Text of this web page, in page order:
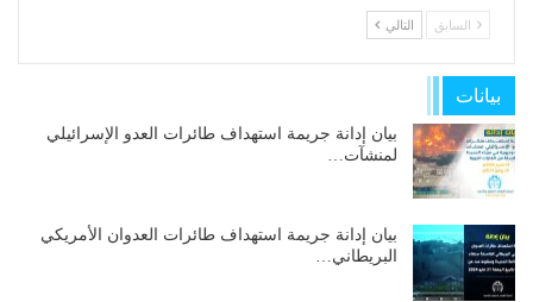
السابق التالي
بيانات
بيان إدانة جريمة استهداف طائرات العدو الإسرائيلي
لمنشآت…
بيان إدانة جريمة استهداف طائرات العدوان الأمريكي
البريطاني…